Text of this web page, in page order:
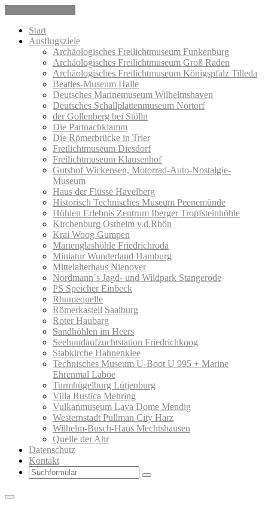
Start
Ausflugsziele
Archäologisches Freilichtmuseum Funkenburg
Archäologisches Freilichtmuseum Groß Raden
Archäologisches Freilichtmuseum Königspfalz Tilleda
Beatles-Museum Halle
Deutsches Marinemuseum Wilhelmshaven
Deutsches Schallplattenmuseum Nortorf
der Gollenberg bei Stölln
Die Partnachklamm
Die Römerbrücke in Trier
Freilichtmuseum Diesdorf
Freilichtmuseum Klausenhof
Gutshof Wickensen, Motorrad-Auto-Nostalgie-
Museum
Haus der Flüsse Havelberg
Historisch Technisches Museum Peenemünde
Höhlen Erlebnis Zentrum Iberger Tropfsteinhöhle
Kirchenburg Ostheim v.d.Rhön
Krai Woog Gumpen
Marienglashöhle Friedrichroda
Miniatur Wunderland Hamburg
Mittelalterhaus Nienover
Nordmann´s Jagd- und Wildpark Stangerode
PS Speicher Einbeck
Rhumequelle
Römerkastell Saalburg
Roter Haubarg
Sandhöhlen im Heers
Seehundaufzuchtstation Friedrichkoog
Stabkirche Hahnenklee
Technisches Museum U-Boot U 995 + Marine
Ehrenmal Laboe
Turmhügelburg Lütjenburg
Villa Rustica Mehring
Vulkanmuseum Lava Dome Mendig
Westernstadt Pullman City Harz
Wilhelm-Busch-Haus Mechtshausen
Quelle der Ahr
Datenschutz
Kontakt
Search